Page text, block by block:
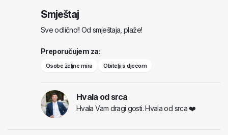
Smještaj
Sve odlično!! Od smještaja, plaže!
Preporučujem za:
Osobe željne mira Obitelji s djecom
Hvala od srca
Hvala Vam dragi gosti. Hvala od srca ❤️